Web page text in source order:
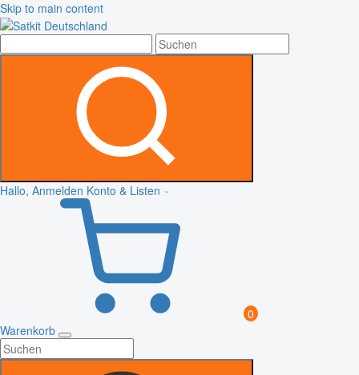
Skip to main content
Hallo, Anmelden Konto & Listen
0
Warenkorb